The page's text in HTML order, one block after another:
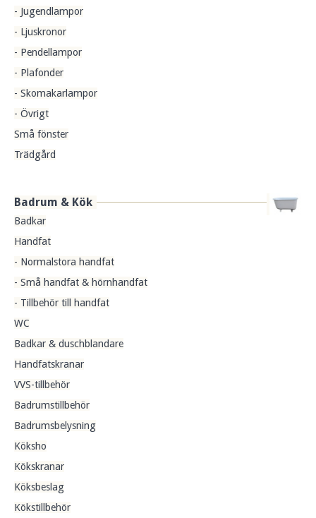
- Jugendlampor
- Ljuskronor
- Pendellampor
- Plafonder
- Skomakarlampor
- Övrigt
Små fönster
Trädgård
Badrum & Kök
Badkar
Handfat
- Normalstora handfat
- Små handfat & hörnhandfat
- Tillbehör till handfat
WC
Badkar & duschblandare
Handfatskranar
VVS-tillbehör
Badrumstillbehör
Badrumsbelysning
Köksho
Kökskranar
Köksbeslag
Kökstillbehör